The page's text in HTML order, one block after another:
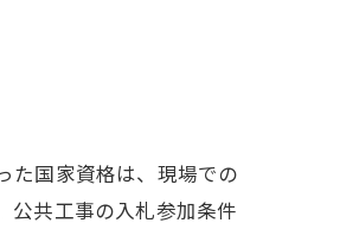
た国家資格は、現場での
公共工事の入札参加条件